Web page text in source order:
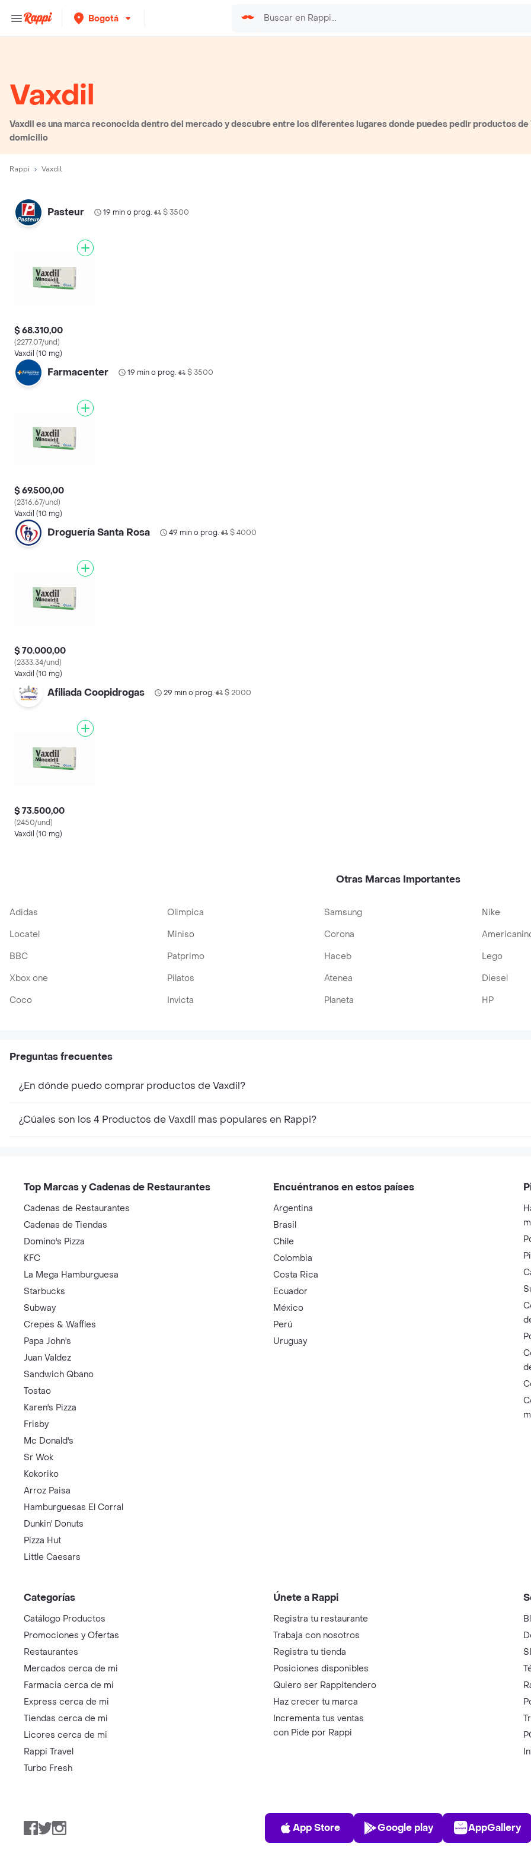
Bogotá
Vaxdil
Vaxdil es una marca reconocida dentro del mercado y descubre entre los diferentes lugares donde puedes pedir productos de
domicilio
Rappi Vaxdil
Pasteur 19 min o prog.• $ 3500
$ 68.310,00
(2277.07/und)
Vaxdil (10 mg)
Farmacenter 19 min o prog.• $ 3500
$ 69.500,00
(2316.67/und)
Vaxdil (10 mg)
Droguería Santa Rosa 49 min o prog.• $ 4000
$ 70.000,00
(2333.34/und)
Vaxdil (10 mg)
Afiliada Coopidrogas 29 min o prog.• $ 2000
$ 73.500,00
(2450/und)
Vaxdil (10 mg)
Otras Marcas Importantes
Adidas Olimpica Samsung Nike
Locatel
Miniso Corona
BBC
Patprimo Haceb Lego
Xbox one
Pilatos Atenea Diesel
Coco
Invicta Planeta HP
Preguntas frecuentes
¿En dónde puedo comprar productos de Vaxdil?
¿Cúales son los 4 Productos de Vaxdil mas populares en Rappi?
Top Marcas y Cadenas de Restaurantes
Cadenas de Restaurantes
Cadenas de Tiendas
Domino's Pizza
KFC
La Mega Hamburguesa
Starbucks
Subway
Crepes & Waffles
Papa John's
Juan Valdez
Sandwich Qbano
Tostao
Karen's Pizza
Frisby
Mc Donald's
Sr Wok
Kokoriko
Arroz Paisa
Hamburguesas El Corral
Dunkin' Donuts
Pizza Hut
Little Caesars
Encuéntranos en estos países
Argentina
Brasil
Chile
Colombia
Costa Rica
Ecuador
México
Perú
Uruguay
Categorías
Catálogo Productos
Promociones y Ofertas
Restaurantes
Mercados cerca de mi
Farmacia cerca de mi
Express cerca de mi
Tiendas cerca de mi
Licores cerca de mi
Rappi Travel
Turbo Fresh
Únete a Rappi
Registra tu restaurante
Trabaja con nosotros
Registra tu tienda
Posiciones disponibles
Quiero ser Rappitendero
Haz crecer tu marca
Incrementa tus ventas
con Pide por Rappi
Facebook
TwitterInstagram
App Store
App Store
Play Store
Google play AppGallery